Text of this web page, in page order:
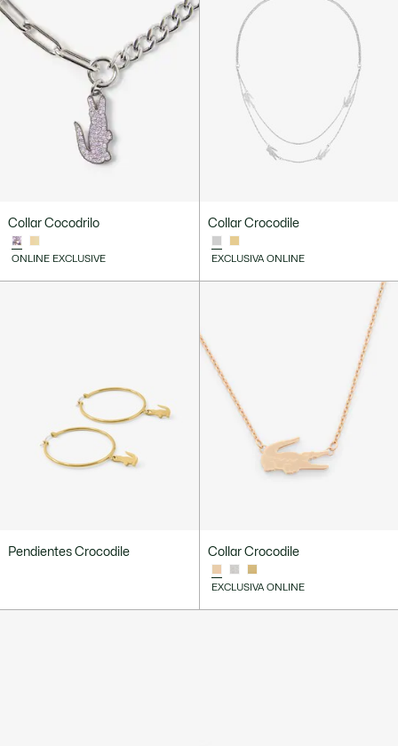
Collar Cocodrilo
ONLINE EXCLUSIVE
Collar Crocodile
EXCLUSIVA ONLINE
Pendientes Crocodile Collar Crocodile
EXCLUSIVA ONLINE